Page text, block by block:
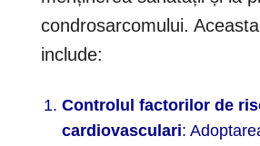
condrosarcomului.
include:
Controlul factorilor de
cardiovasculari: